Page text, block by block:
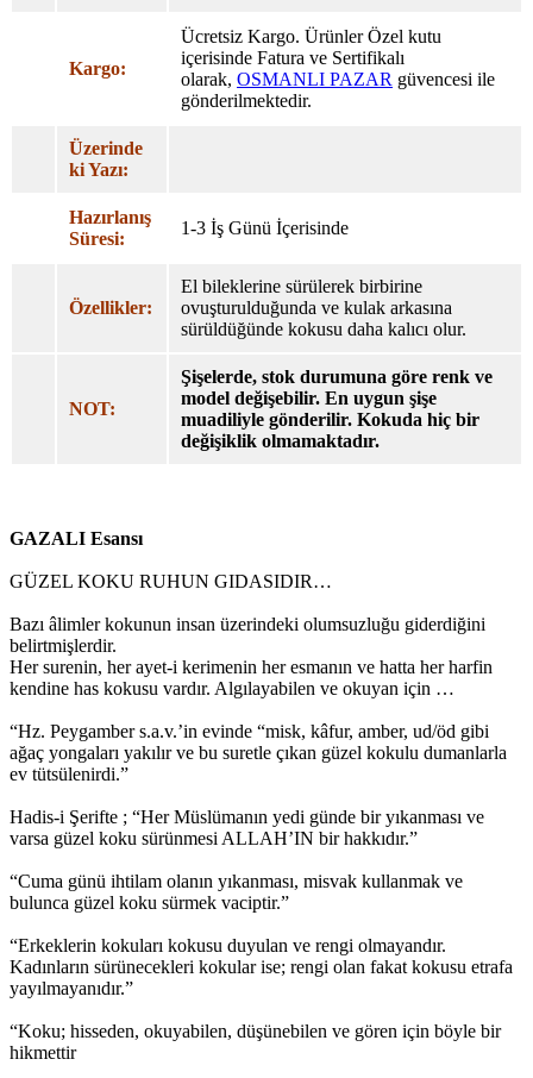
Kargo:
Ücretsiz Kargo. Ürünler Özel kutu
içerisinde Fatura ve Sertifikalı
olarak, OSMANLI PAZAR güvencesi ile
gönderilmektedir.
Üzerinde
ki Yazı:
Hazırlanış
Süresi:
1-3 İş Günü İçerisinde
Özellikler:
El bileklerine sürülerek birbirine
ovuşturulduğunda ve kulak arkasına
sürüldüğünde kokusu daha kalıcı olur.
NOT:
Şişelerde, stok durumuna göre renk ve
model değişebilir. En uygun şişe
muadiliyle gönderilir. Kokuda hiç bir
değişiklik olmamaktadır.
GAZALI Esansı
GÜZEL KOKU RUHUN GIDASIDIR…
Bazı âlimler kokunun insan üzerindeki olumsuzluğu giderdiğini
belirtmişlerdir.
Her surenin, her ayet-i kerimenin her esmanın ve hatta her harfin
kendine has kokusu vardır. Algılayabilen ve okuyan için …
“Hz. Peygamber s.a.v.’in evinde “misk, kâfur, amber, ud/öd gibi
ağaç yongaları yakılır ve bu suretle çıkan güzel kokulu dumanlarla
ev tütsülenirdi.”
Hadis-i Şerifte ; “Her Müslümanın yedi günde bir yıkanması ve
varsa güzel koku sürünmesi ALLAH’IN bir hakkıdır.”
“Cuma günü ihtilam olanın yıkanması, misvak kullanmak ve
bulunca güzel koku sürmek vaciptir.”
“Erkeklerin kokuları kokusu duyulan ve rengi olmayandır.
Kadınların sürünecekleri kokular ise; rengi olan fakat kokusu etrafa
yayılmayanıdır.”
“Koku; hisseden, okuyabilen, düşünebilen ve gören için böyle bir
hikmettir